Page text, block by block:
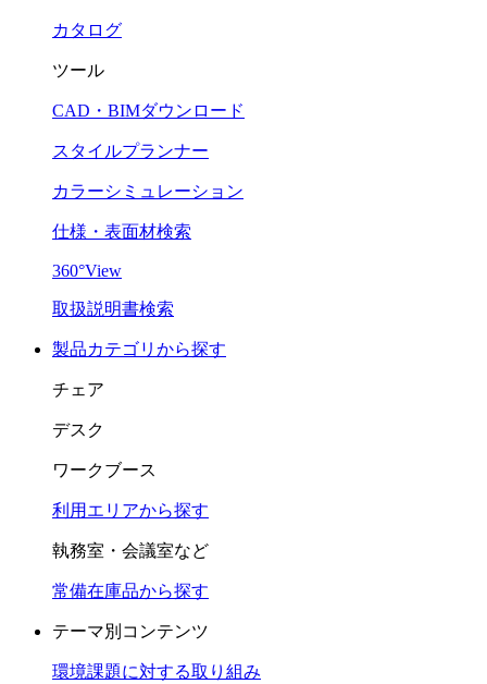
カタログ
ツール
CAD・BIMダウンロード
スタイルプランナー
カラーシミュレーション
仕様・表面材検索
360°View
取扱説明書検索
製品カテゴリから探す
チェア
デスク
ワークブース
利用エリアから探す
執務室・会議室など
常備在庫品から探す
テーマ別コンテンツ
環境課題に対する取り組み